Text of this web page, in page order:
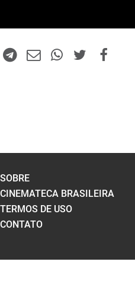
SOBRE
CINEMATECA BRASILEIRA
TERMOS DE USO
CONTATO